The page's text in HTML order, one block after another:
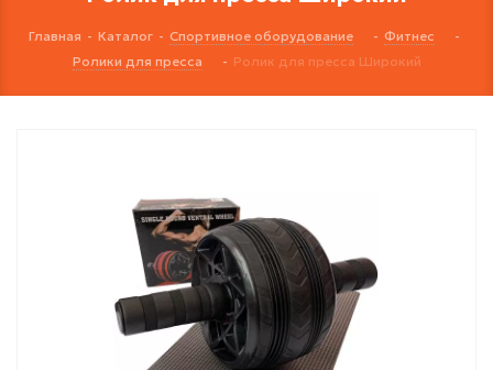
Главная - Каталог - Спортивное оборудование - Фитнес
-
Ролики для пресса
- Ролик для пресса Широкий